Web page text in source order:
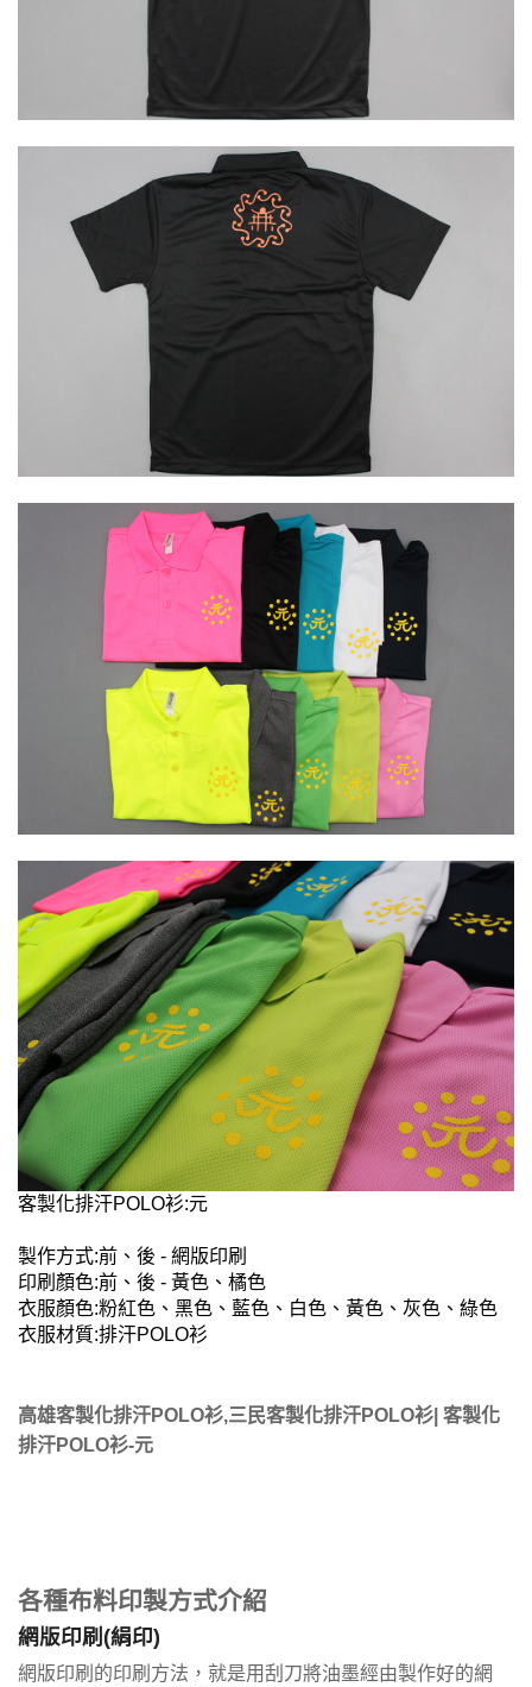
客製化排汗POLO衫:元
製作方式:前、後 - 網版印刷
印刷顏色:前、後 - 黃色、橘色
衣服顏色:粉紅色、黑色、藍色、白色、黃色、灰色、綠色
衣服材質:排汗POLO衫
高雄客製化排汗POLO衫,三民客製化排汗POLO衫| 客製化
排汗POLO衫-元
各種布料印製方式介紹
網版印刷(絹印)
網版印刷的印刷方法，就是用刮刀將油墨經由製作好的網